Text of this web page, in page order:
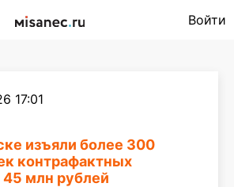
Войти
17:01
изъяли более 300
контрафактных
45 млн рублей